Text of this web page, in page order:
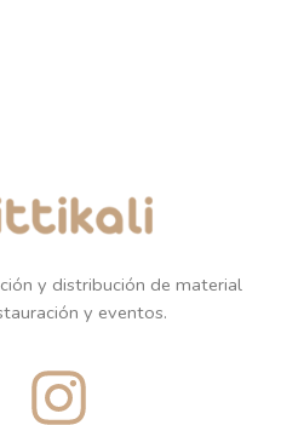
y distribución de material
y eventos.
I